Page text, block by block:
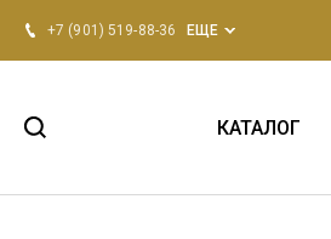
+7 (901) 519-88-36 ЕЩЕ
КАТАЛОГ